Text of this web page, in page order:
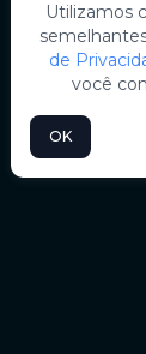
Utilizamos
de
você
OK